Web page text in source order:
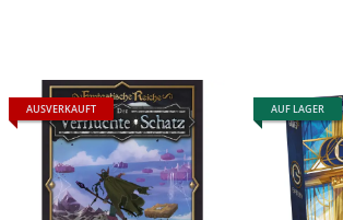
AUSVERKAUFT AUF LAGER